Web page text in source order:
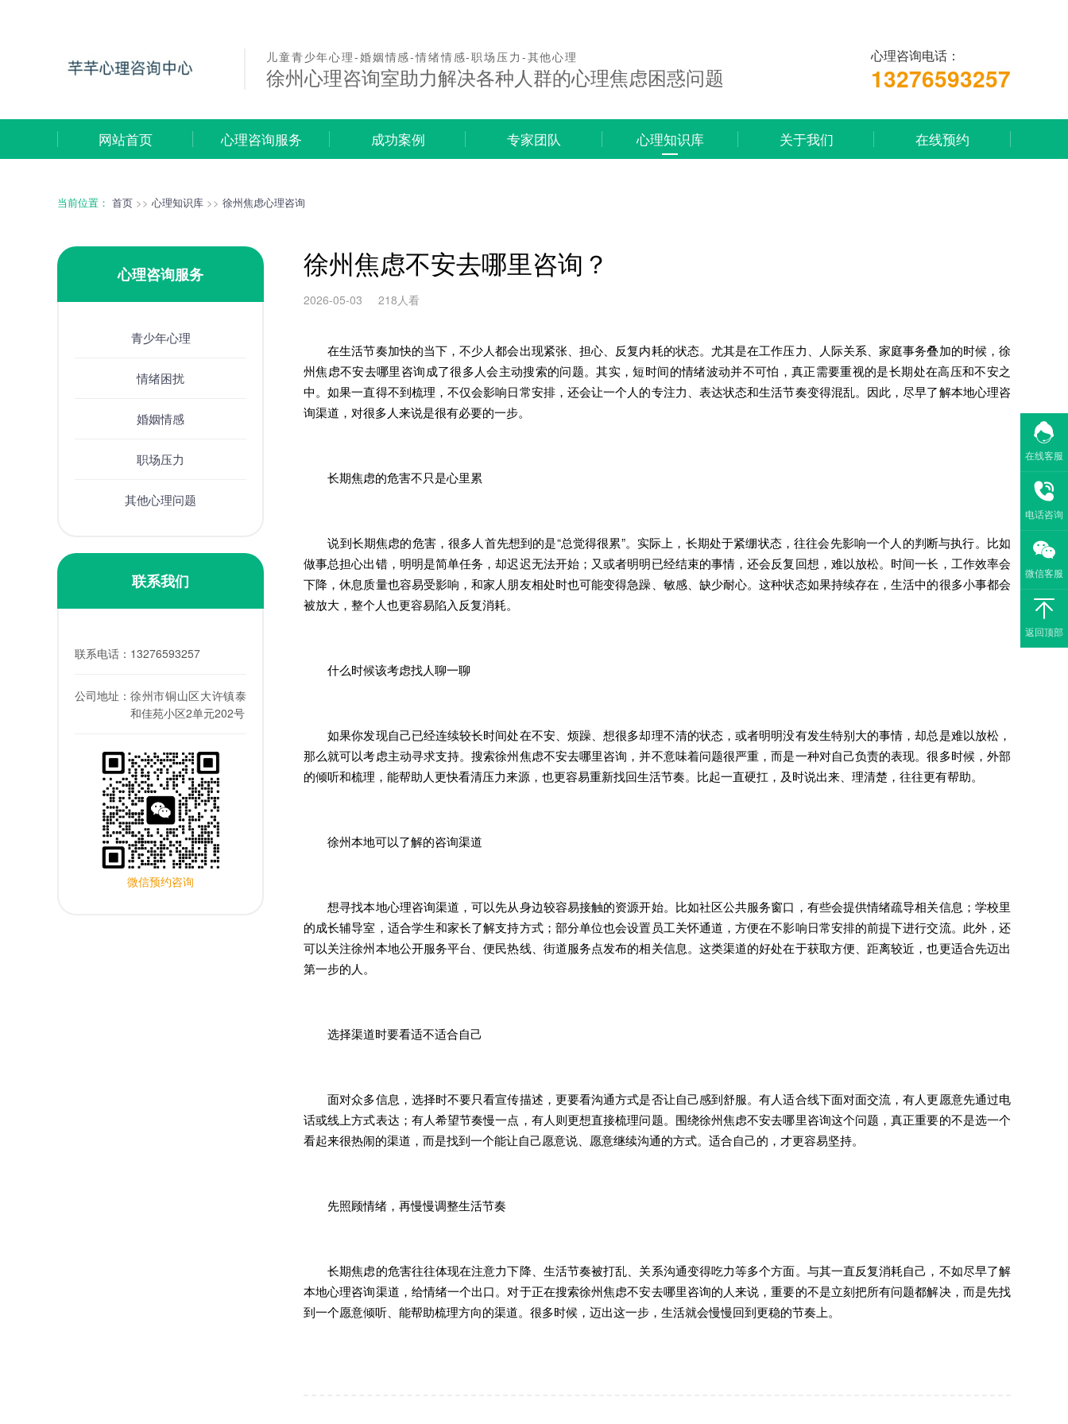
儿童青少年心理-婚姻情感-情绪情感-职场压力-其他心理
徐州心理咨询室助力解决各种人群的心理焦虑困惑问题
心理咨询电话：
13276593257
网站首页 心理咨询服务 成功案例 专家团队 心理知识库 关于我们 在线预约
当前位置： 首页 >> 心理知识库 >> 徐州焦虑心理咨询
心理咨询服务
青少年心理
情绪困扰
婚姻情感
职场压力
其他心理问题
联系我们
联系电话： 13276593257
公司地址： 徐州市铜山区大许镇泰
和佳苑小区2单元202号
微信预约咨询
徐州焦虑不安去哪里咨询？
2026-05-03 218人看
在生活节奏加快的当下，不少人都会出现紧张、担心、反复内耗的状态。尤其是在工作压力、人际关系、家庭事务叠加的时候，徐
州焦虑不安去哪里咨询成了很多人会主动搜索的问题。其实，短时间的情绪波动并不可怕，真正需要重视的是长期处在高压和不安之
中。如果一直得不到梳理，不仅会影响日常安排，还会让一个人的专注力、表达状态和生活节奏变得混乱。因此，尽早了解本地心理咨
询渠道，对很多人来说是很有必要的一步。
长期焦虑的危害不只是心里累
说到长期焦虑的危害，很多人首先想到的是“总觉得很累”。实际上，长期处于紧绷状态，往往会先影响一个人的判断与执行。比如
做事总担心出错，明明是简单任务，却迟迟无法开始；又或者明明已经结束的事情，还会反复回想，难以放松。时间一长，工作效率会
下降，休息质量也容易受影响，和家人朋友相处时也可能变得急躁、敏感、缺少耐心。这种状态如果持续存在，生活中的很多小事都会
被放大，整个人也更容易陷入反复消耗。
什么时候该考虑找人聊一聊
如果你发现自己已经连续较长时间处在不安、烦躁、想很多却理不清的状态，或者明明没有发生特别大的事情，却总是难以放松，
那么就可以考虑主动寻求支持。搜索徐州焦虑不安去哪里咨询，并不意味着问题很严重，而是一种对自己负责的表现。很多时候，外部
的倾听和梳理，能帮助人更快看清压力来源，也更容易重新找回生活节奏。比起一直硬扛，及时说出来、理清楚，往往更有帮助。
徐州本地可以了解的咨询渠道
想寻找本地心理咨询渠道，可以先从身边较容易接触的资源开始。比如社区公共服务窗口，有些会提供情绪疏导相关信息；学校里
的成长辅导室，适合学生和家长了解支持方式；部分单位也会设置员工关怀通道，方便在不影响日常安排的前提下进行交流。此外，还
可以关注徐州本地公开服务平台、便民热线、街道服务点发布的相关信息。这类渠道的好处在于获取方便、距离较近，也更适合先迈出
第一步的人。
选择渠道时要看适不适合自己
面对众多信息，选择时不要只看宣传描述，更要看沟通方式是否让自己感到舒服。有人适合线下面对面交流，有人更愿意先通过电
话或线上方式表达；有人希望节奏慢一点，有人则更想直接梳理问题。围绕徐州焦虑不安去哪里咨询这个问题，真正重要的不是选一个
看起来很热闹的渠道，而是找到一个能让自己愿意说、愿意继续沟通的方式。适合自己的，才更容易坚持。
先照顾情绪，再慢慢调整生活节奏
长期焦虑的危害往往体现在注意力下降、生活节奏被打乱、关系沟通变得吃力等多个方面。与其一直反复消耗自己，不如尽早了解
本地心理咨询渠道，给情绪一个出口。对于正在搜索徐州焦虑不安去哪里咨询的人来说，重要的不是立刻把所有问题都解决，而是先找
到一个愿意倾听、能帮助梳理方向的渠道。很多时候，迈出这一步，生活就会慢慢回到更稳的节奏上。
在线客服
电话咨询
微信客服
返回顶部